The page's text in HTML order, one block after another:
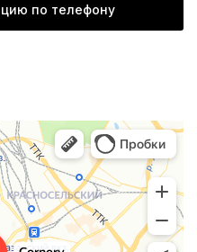
по телефону